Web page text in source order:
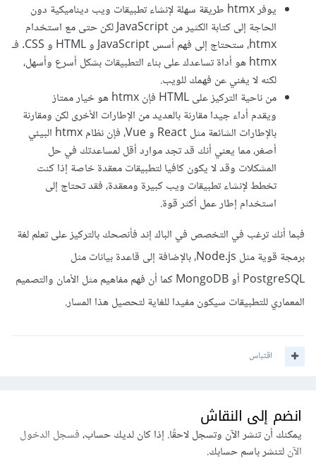
يوفر htmx طريقة سهلة لإنشاء تطبيقات ويب ديناميكية دون
الحاجة إلى كتابة الكثير من JavaScript لكن حتى مع استخدام
htmx، ستحتاج إلى فهم أسس JavaScript و HTML و CSS. فـ
htmx هو أداة تساعدك على بناء التطبيقات بشكل أسرع وأسهل،
لكنه لا يغني عن فهمك للويب.
من ناحية التركيز على HTML فإن htmx هو خيار ممتاز
ويقدم أداء جيدا مقارنة بالعديد من الإطارات الأخرى لكن ومقارنة
بالإطارات الشائعة مثل React و Vue، فإن نظام htmx البيئي
أصغر، مما يعني أنك قد تجد موارد أقل لمساعدتك في حل
المشكلات وقد لا يكون كافيا لتطبيقات معقدة خاصة إذا كنت
تخطط لإنشاء تطبيقات ويب كبيرة ومعقدة، فقد تحتاج إلى
استخدام إطار عمل أكثر قوة.
فبما أنك ترغب في التخصص في الباك إند فأنصحك بالتركيز على تعلم لغة
برمجة قوية مثل Node.js، بالإضافة إلى قاعدة بيانات مثل
PostgreSQL أو MongoDB كما أن فهم مفاهيم مثل الأمان والتصميم
المعماري للتطبيقات سيكون مفيدا للغاية لتحصيل هذا المسار.
اقتباس
انضم إلى النقاش
يمكنك أن تنشر الآن وتسجل لاحقًا. إذا كان لديك حساب،فسجل الدخول
الآنلتنشر باسم حسابك.